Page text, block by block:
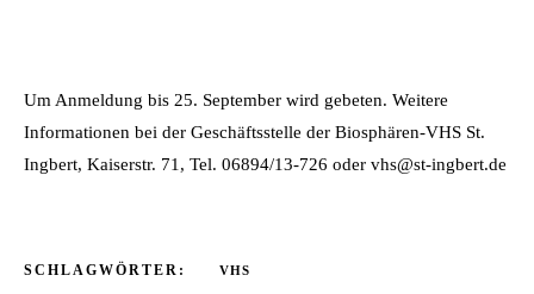
Um Anmeldung bis 25. September wird gebeten. Weitere
Informationen bei der Geschäftsstelle der Biosphären-VHS St.
Ingbert, Kaiserstr. 71, Tel. 06894/13-726 oder vhs@st-ingbert.de
SCHLAGWÖRTER: VHS